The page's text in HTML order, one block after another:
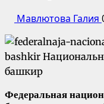
Мавлютова Галия
Федеральная